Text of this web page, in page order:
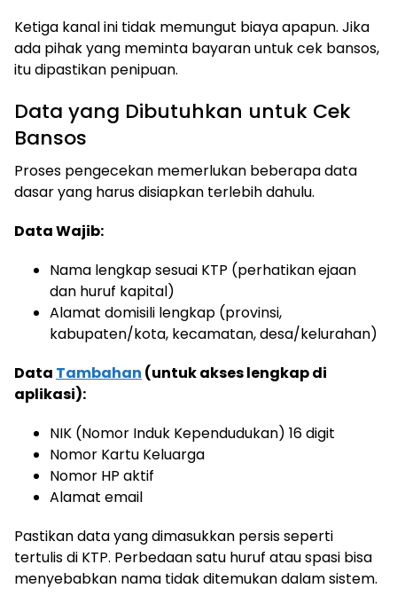
Ketiga kanal ini tidak memungut biaya apapun. Jika
ada pihak yang meminta bayaran untuk cek bansos,
itu dipastikan penipuan.
Data yang Dibutuhkan untuk Cek
Bansos
Proses pengecekan memerlukan beberapa data
dasar yang harus disiapkan terlebih dahulu.
Data Wajib:
Nama lengkap sesuai KTP (perhatikan ejaan
dan huruf kapital)
Alamat domisili lengkap (provinsi,
kabupaten/kota, kecamatan, desa/kelurahan)
Data Tambahan (untuk akses lengkap di
aplikasi):
NIK (Nomor Induk Kependudukan) 16 digit
Nomor Kartu Keluarga
Nomor HP aktif
Alamat email
Pastikan data yang dimasukkan persis seperti
tertulis di KTP. Perbedaan satu huruf atau spasi bisa
menyebabkan nama tidak ditemukan dalam sistem.